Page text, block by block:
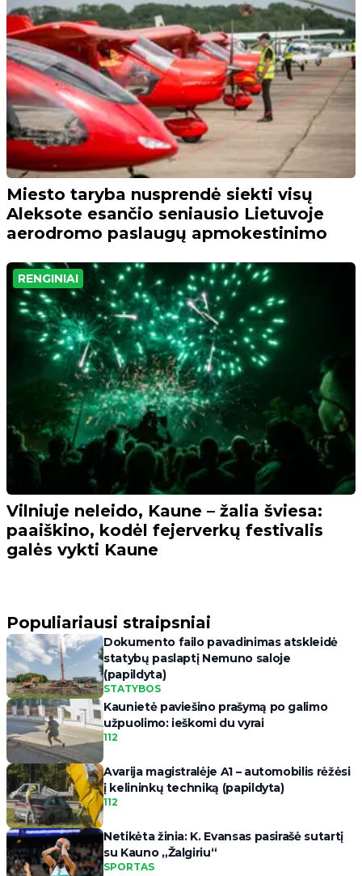
Miesto taryba nusprendė siekti visų
Aleksote esančio seniausio Lietuvoje
aerodromo paslaugų apmokestinimo
RENGINIAI
Vilniuje neleido, Kaune – žalia šviesa:
paaiškino, kodėl fejerverkų festivalis
galės vykti Kaune
Populiariausi straipsniai
Dokumento failo pavadinimas atskleidė
statybų paslaptį Nemuno saloje
(papildyta)
STATYBOS
Kaunietė paviešino prašymą po galimo
užpuolimo: ieškomi du vyrai
112
Avarija magistralėje A1 – automobilis rėžėsi
į kelininkų techniką (papildyta)
112
Netikėta žinia: K. Evansas pasirašė sutartį
su Kauno „Žalgiriu“
SPORTAS